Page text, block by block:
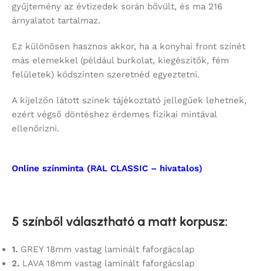
gyűjtemény az évtizedek során bővült, és ma 216
árnyalatot tartalmaz.
Ez különösen hasznos akkor, ha a konyhai front színét
más elemekkel (például burkolat, kiegészítők, fém
felületek) kódszinten szeretnéd egyeztetni.
A kijelzőn látott színek tájékoztató jellegűek lehetnek,
ezért végső döntéshez érdemes fizikai mintával
ellenőrizni.
Online színminta (RAL CLASSIC – hivatalos)
5 színből választható a matt korpusz:
1. GREY 18mm vastag laminált faforgácslap
2. LAVA 18mm vastag laminált faforgácslap